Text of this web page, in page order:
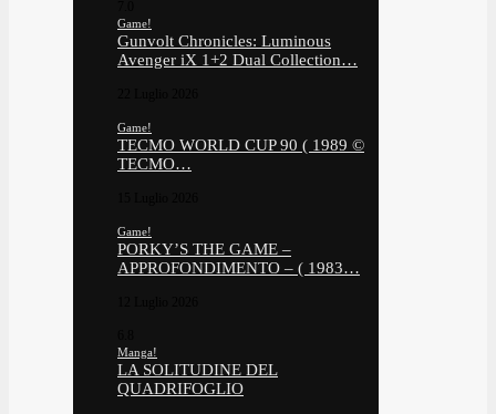
Game!
Gunvolt Chronicles: Luminous
Avenger iX 1+2 Dual Collection…
Game!
TECMO WORLD CUP 90 ( 1989 ©
TECMO…
Game!
PORKY’S THE GAME –
APPROFONDIMENTO – ( 1983…
Manga!
LA SOLITUDINE DEL
QUADRIFOGLIO